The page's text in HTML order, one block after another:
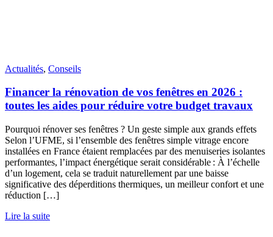
Actualités, Conseils
Financer la rénovation de vos fenêtres en 2026 :
toutes les aides pour réduire votre budget travaux
Pourquoi rénover ses fenêtres ? Un geste simple aux grands effets
Selon l’UFME, si l’ensemble des fenêtres simple vitrage encore
installées en France étaient remplacées par des menuiseries isolantes
performantes, l’impact énergétique serait considérable : À l’échelle
d’un logement, cela se traduit naturellement par une baisse
significative des déperditions thermiques, un meilleur confort et une
réduction […]
Lire la suite